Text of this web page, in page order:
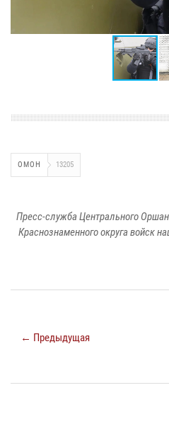
ОМОН 13205
Пресс-служба Центрального
Краснознаменного округа войск
← Предыдущая